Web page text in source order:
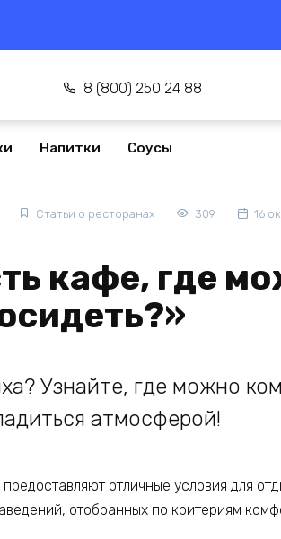
8 (800) 250 24 88
Напитки Соусы
Статьи о ресторанах 309 16
кафе, где
Узнайте, где можно
атмосферой!
отличные условия для
отобранных по критериям